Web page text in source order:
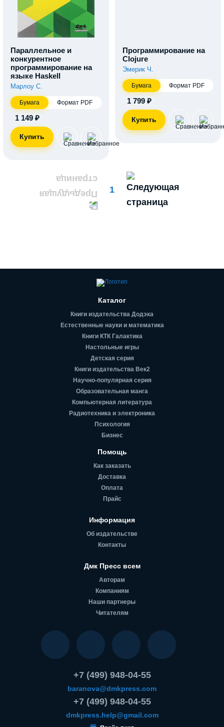
Параллельное и
конкурентное
программирование на
языке Haskell
Марлоу С.
Бумага Формат PDF
1 149 ₽
Программирование на
Clojure
Эмерик Ч.
Бумага Формат PDF
1 799 ₽
1
Каталог
Книги издательства Додэка
Естественные науки и математика
Книги КТК Галактика
Настольные игры
Детская серия
Книги издательства Век2
Научно-популярная серия
Образовательная манга
Компьютерная литература
Радиотехника и электроника
Психология
Бизнес
Помощь
Как заказать
Доставка
Оплата
Прайс
Информация
Об издательстве
Контакты
Дмк Пресс всем
Авторам
Компаниям
Наши партнеры
Читателям
+7 (499) 948-04-55
baranova@dmkpress.com
+7 (499) 948-04-55
dmkpress.help@gmail.com